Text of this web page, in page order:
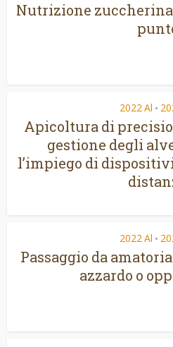
Nutrizione
2022 Al •
Apicoltura di
gestione degli
l’impiego di
2022 Al •
Passaggio da
azzardo o